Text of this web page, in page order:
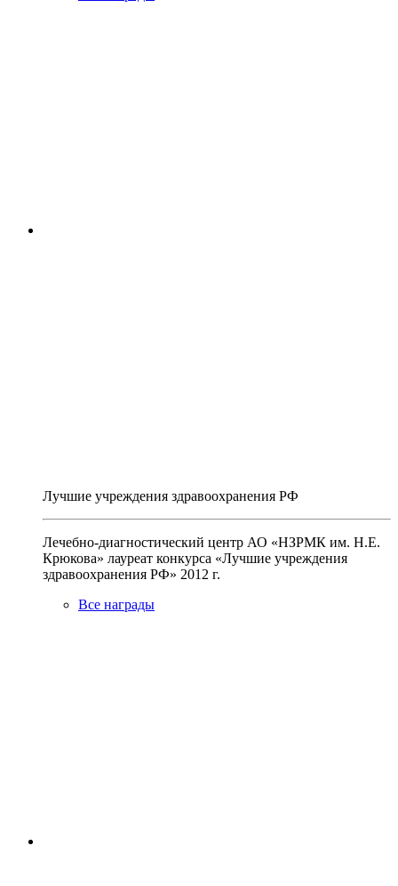
Лучшие учреждения здравоохранения РФ
Лечебно-диагностический центр АО «НЗРМК им. Н.Е.
Крюкова» лауреат конкурса «Лучшие учреждения
здравоохранения РФ» 2012 г.
Все награды